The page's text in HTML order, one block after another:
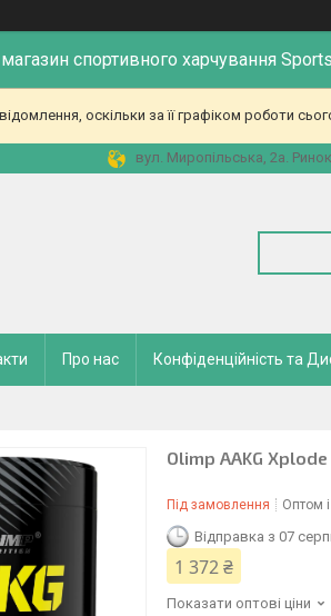
спортивного харчування
оскільки за її графіком роботи
вул. Миропільська, 2а.
Про нас Конфіденційність та
Olimp AAKG
Під замовлення Оптом
Відправка з 07
1 372 ₴
Показати оптові ціни